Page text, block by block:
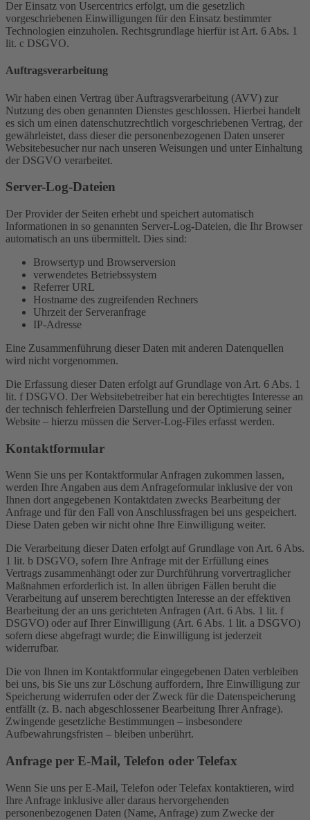
Der Einsatz von Usercentrics erfolgt, um die gesetzlich
vorgeschriebenen Einwilligungen für den Einsatz bestimmter
Technologien einzuholen. Rechtsgrundlage hierfür ist Art. 6 Abs. 1
lit. c DSGVO.
Auftragsverarbeitung
Wir haben einen Vertrag über Auftragsverarbeitung (AVV) zur
Nutzung des oben genannten Dienstes geschlossen. Hierbei handelt
es sich um einen datenschutzrechtlich vorgeschriebenen Vertrag, der
gewährleistet, dass dieser die personenbezogenen Daten unserer
Websitebesucher nur nach unseren Weisungen und unter Einhaltung
der DSGVO verarbeitet.
Server-Log-Dateien
Der Provider der Seiten erhebt und speichert automatisch
Informationen in so genannten Server-Log-Dateien, die Ihr Browser
automatisch an uns übermittelt. Dies sind:
Browsertyp und Browserversion
verwendetes Betriebssystem
Referrer URL
Hostname des zugreifenden Rechners
Uhrzeit der Serveranfrage
IP-Adresse
Eine Zusammenführung dieser Daten mit anderen Datenquellen
wird nicht vorgenommen.
Die Erfassung dieser Daten erfolgt auf Grundlage von Art. 6 Abs. 1
lit. f DSGVO. Der Websitebetreiber hat ein berechtigtes Interesse an
der technisch fehlerfreien Darstellung und der Optimierung seiner
Website – hierzu müssen die Server-Log-Files erfasst werden.
Kontaktformular
Wenn Sie uns per Kontaktformular Anfragen zukommen lassen,
werden Ihre Angaben aus dem Anfrageformular inklusive der von
Ihnen dort angegebenen Kontaktdaten zwecks Bearbeitung der
Anfrage und für den Fall von Anschlussfragen bei uns gespeichert.
Diese Daten geben wir nicht ohne Ihre Einwilligung weiter.
Die Verarbeitung dieser Daten erfolgt auf Grundlage von Art. 6 Abs.
1 lit. b DSGVO, sofern Ihre Anfrage mit der Erfüllung eines
Vertrags zusammenhängt oder zur Durchführung vorvertraglicher
Maßnahmen erforderlich ist. In allen übrigen Fällen beruht die
Verarbeitung auf unserem berechtigten Interesse an der effektiven
Bearbeitung der an uns gerichteten Anfragen (Art. 6 Abs. 1 lit. f
DSGVO) oder auf Ihrer Einwilligung (Art. 6 Abs. 1 lit. a DSGVO)
sofern diese abgefragt wurde; die Einwilligung ist jederzeit
widerrufbar.
Die von Ihnen im Kontaktformular eingegebenen Daten verbleiben
bei uns, bis Sie uns zur Löschung auffordern, Ihre Einwilligung zur
Speicherung widerrufen oder der Zweck für die Datenspeicherung
entfällt (z. B. nach abgeschlossener Bearbeitung Ihrer Anfrage).
Zwingende gesetzliche Bestimmungen – insbesondere
Aufbewahrungsfristen – bleiben unberührt.
Anfrage per E-Mail, Telefon oder Telefax
Wenn Sie uns per E-Mail, Telefon oder Telefax kontaktieren, wird
Ihre Anfrage inklusive aller daraus hervorgehenden
personenbezogenen Daten (Name, Anfrage) zum Zwecke der